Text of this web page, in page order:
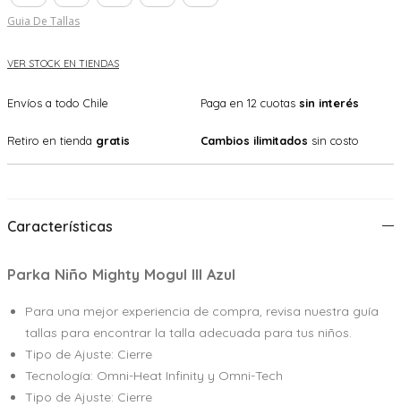
Guia De Tallas
VER STOCK EN TIENDAS
Envíos a todo Chile Paga en 12 cuotas sin interés
Retiro en tienda gratis Cambios ilimitados sin costo
Características
Parka Niño Mighty Mogul lll Azul
Para una mejor experiencia de compra, revisa nuestra guía
tallas para encontrar la talla adecuada para tus niños.
Tipo de Ajuste: Cierre
Tecnología: Omni-Heat Infinity y Omni-Tech
Tipo de Ajuste: Cierre